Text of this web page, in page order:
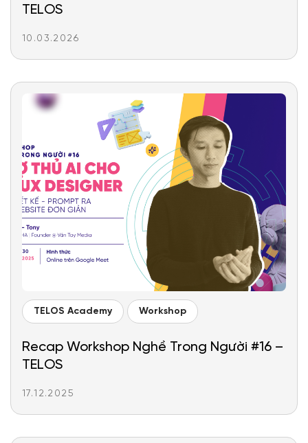
TELOS
10.03.2026
TELOS Academy Workshop
Recap Workshop Nghề Trong Người #16 –
TELOS
17.12.2025